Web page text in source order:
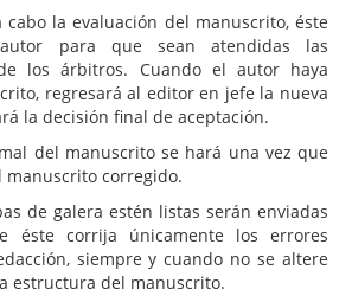
cabo la evaluación del manuscrito, éste
para que sean atendidas las
los árbitros. Cuando el autor haya
regresará al editor en jefe la nueva
la decisión final de aceptación.
del manuscrito se hará una vez que
corregido.
de galera estén listas serán enviadas
éste corrija únicamente los errores
siempre y cuando no se altere
estructura del manuscrito.